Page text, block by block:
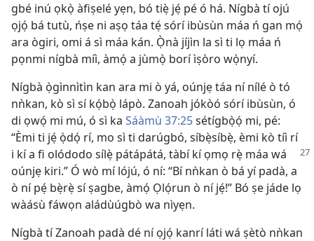
gbé inú ọkọ̀ àfiṣelé yẹn, bó tiẹ̀ jẹ́ pé ó há. Nígbà tí ojú
ọjọ́ bá tutù, ńṣe ni aṣọ táa tẹ́ sórí ibùsùn máa ń gan mọ́
ara ògiri, omi á sì máa kán. Ọ̀nà jíjìn la sì ti lọ máa ń
pọnmi nígbà míì, àmọ́ a jùmọ̀ borí ìṣòro wọ̀nyí.
Nígbà ọ̀gìnnìtìn kan ara mi ò yá, oúnjẹ táa ní nílé ò tó
nǹkan, kò sì sí kọ́bọ̀ lápò. Zanoah jókòó sórí ibùsùn, ó
di ọwọ́ mi mú, ó sì ka Sáàmù 37:25sétígbọ̀ọ́ mi, pé:
“Èmi ti jẹ́ ọ̀dọ́ rí, mo sì ti darúgbó, síbẹ̀síbẹ̀, èmi kò tíì rí
i kí a fi olódodo sílẹ̀ pátápátá, tàbí kí ọmọ rẹ̀ máa wá
oúnjẹ kiri.” Ó wò mí lójú, ó ní: “Bí nǹkan ò bá yí padà, a
ò ní pẹ́ bẹ̀rẹ̀ sí ṣagbe, àmọ́ Ọlọ́run ò ní jẹ́!” Bó ṣe jáde lọ
wàásù fáwọn aládùúgbò wa nìyẹn.
Nígbà tí Zanoah padà dé ní ọjọ́ kanrí láti wá ṣètò nǹkan